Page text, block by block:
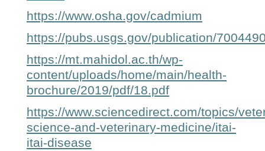
https://www.osha.gov/cadmium
https://pubs.usgs.gov/publication/
https://mt.mahidol.ac.th/wp-
content/uploads/home/main/health-
brochure/2019/pdf/18.pdf
https://www.sciencedirect.com/topics/
science-and-veterinary-medicine/itai-
itai-disease